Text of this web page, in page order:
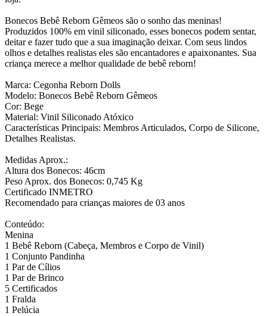
Bonecos Bebê Reborn Gêmeos são o sonho das meninas!
Produzidos 100% em vinil siliconado, esses bonecos podem sentar,
deitar e fazer tudo que a sua imaginação deixar. Com seus lindos
olhos e detalhes realistas eles são encantadores e apaixonantes. Sua
criança merece a melhor qualidade de bebê reborn!
Marca: Cegonha Reborn Dolls
Modelo: Bonecos Bebê Reborn Gêmeos
Cor: Bege
Material: Vinil Siliconado Atóxico
Características Principais: Membros Articulados, Corpo de Silicone,
Detalhes Realistas.
Medidas Aprox.:
Altura dos Bonecos: 46cm
Peso Aprox. dos Bonecos: 0,745 Kg
Certificado INMETRO
Recomendado para crianças maiores de 03 anos
Conteúdo:
Menina
1 Bebê Reborn (Cabeça, Membros e Corpo de Vinil)
1 Conjunto Pandinha
1 Par de Cílios
1 Par de Brinco
5 Certificados
1 Fralda
1 Pelúcia